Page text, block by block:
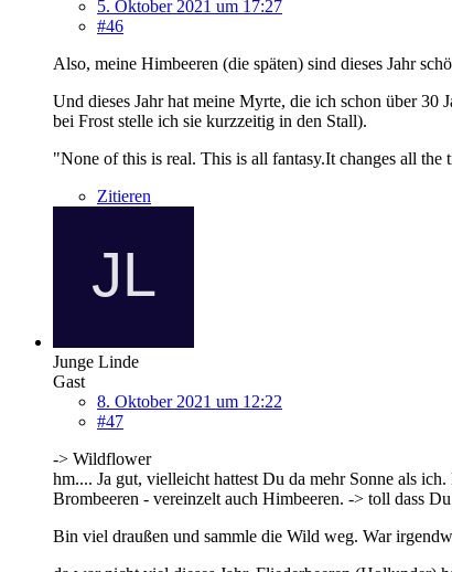
5. Oktober 2021 um 17:27
#46
Also, meine Himbeeren (die späten) sind dieses Jahr
Und dieses Jahr hat meine Myrte, die ich schon über
bei Frost stelle ich sie kurzzeitig in den Stall).
"None of this is real. This is all fantasy.It changes all
Zitieren
Junge Linde
Gast
8. Oktober 2021 um 12:22
#47
-> Wildflower
hm.... Ja gut, vielleicht hattest Du da mehr Sonne als
Brombeeren - vereinzelt auch Himbeeren. -> toll dass
Bin viel draußen und sammle die Wild weg. War